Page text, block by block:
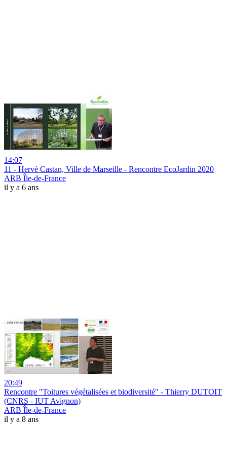
14:07
11 - Hervé Castan, Ville de Marseille - Rencontre EcoJardin 2020
ARB Île-de-France
il y a 6 ans
20:49
Rencontre "Toitures végétalisées et biodiversité" - Thierry DUTOIT
(CNRS - IUT Avignon)
ARB Île-de-France
il y a 8 ans